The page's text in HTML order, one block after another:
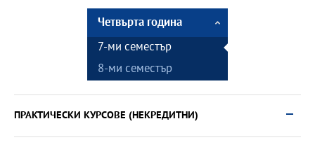
Четвърта година
7-ми семестър
8-ми семестър
ПРАКТИЧЕСКИ КУРСОВЕ (НЕКРЕДИТНИ)